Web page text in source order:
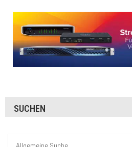
SUCHEN